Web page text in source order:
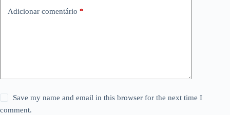
Adicionar comentário *
Save my name and email in this browser for the next time I
comment.